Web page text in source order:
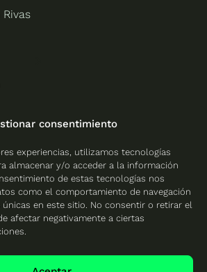
consentimiento
experiencias, utilizamos tecnologías
almacenar y/o acceder a la información
de estas tecnologías nos
como el comportamiento de navegación
en este sitio. No consentir o retirar el
afectar negativamente a ciertas